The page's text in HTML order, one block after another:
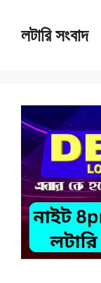
contentলটারি সংবাদ